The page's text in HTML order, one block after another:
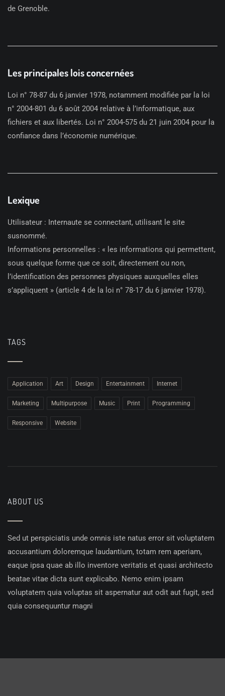
de Grenoble.
Les principales lois concernées
Loi n° 78-87 du 6 janvier 1978, notamment modifiée par la loi
n° 2004-801 du 6 août 2004 relative à l’informatique, aux
fichiers et aux libertés. Loi n° 2004-575 du 21 juin 2004 pour la
confiance dans l’économie numérique.
Lexique
Utilisateur : Internaute se connectant, utilisant le site
susnommé.
Informations personnelles : « les informations qui permettent,
sous quelque forme que ce soit, directement ou non,
l’identification des personnes physiques auxquelles elles
s’appliquent » (article 4 de la loi n° 78-17 du 6 janvier 1978).
TAGS
Application Art Design Entertainment Internet
Marketing Multipurpose Music Print Programming
Responsive Website
ABOUT US
Sed ut perspiciatis unde omnis iste natus error sit voluptatem
accusantium doloremque laudantium, totam rem aperiam,
eaque ipsa quae ab illo inventore veritatis et quasi architecto
beatae vitae dicta sunt explicabo. Nemo enim ipsam
voluptatem quia voluptas sit aspernatur aut odit aut fugit, sed
quia consequuntur magni